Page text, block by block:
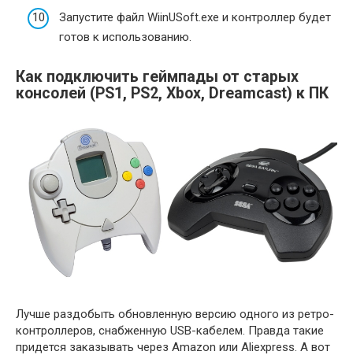
Запустите файл WiinUSoft.exe и контроллер будет
готов к использованию.
Как подключить геймпады от старых
консолей (PS1, PS2, Xbox, Dreamcast) к ПК
Лучше раздобыть обновленную версию одного из ретро-
контроллеров, снабженную USB-кабелем. Правда такие
придется заказывать через Amazon или Aliexpress. А вот